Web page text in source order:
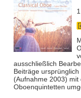
ausschließlich
Beiträge
(Aufnahme 2003)
Oboenquintetten